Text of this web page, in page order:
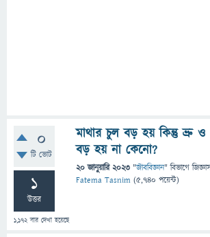
0
টি ভোট
1
উত্তর
1,172বার দেখা হয়েছে
মাথার চুল বড় হয় কিন্তু ভ্রু ও
বড় হয় না কেনো?
20 জানুয়ারি 2023 "জীববিজ্ঞান" বিভাগে
Fatema Tasnim (5,740 পয়েন্ট)